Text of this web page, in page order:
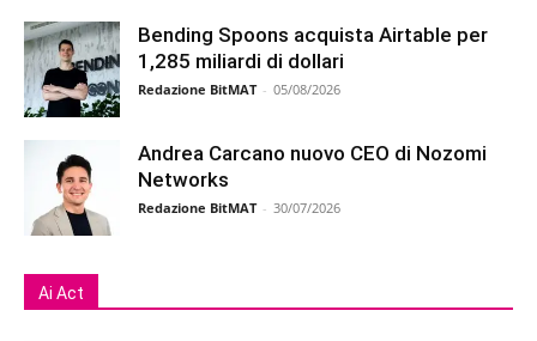
Bending Spoons acquista Airtable per
1,285 miliardi di dollari
Redazione BitMAT - 05/08/2026
Andrea Carcano nuovo CEO di Nozomi
Networks
Redazione BitMAT - 30/07/2026
Ai Act